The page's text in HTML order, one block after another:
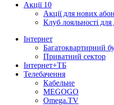
Акції 10
Акції для нових
Клуб лояльності для
Інтернет
Багатоквартирний
Приватний сектор
Інтернет+ТБ
Телебачення
Кабельне
MEGOGO
Omega.TV